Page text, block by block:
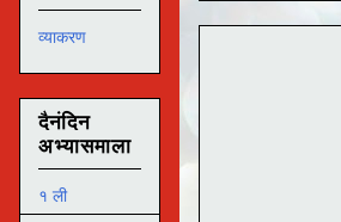
व्याकरण
दैनंदिन
अभ्यासमाला
१ ली